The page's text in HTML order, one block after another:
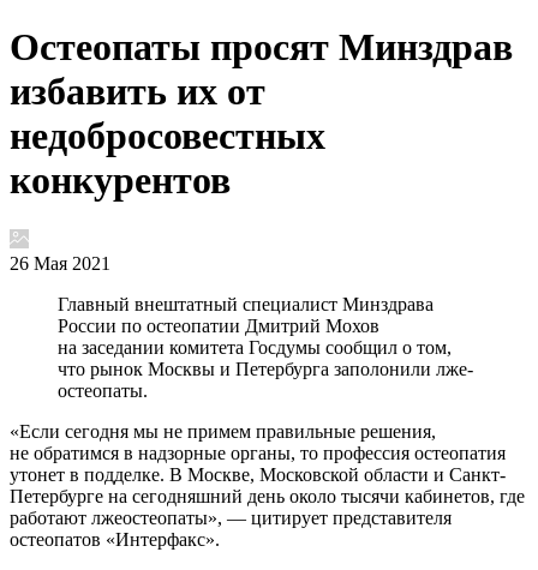
Остеопаты просят Минздрав
избавить их от
недобросовестных
конкурентов
26 Мая 2021
Главный внештатный специалист Минздрава
России по остеопатии Дмитрий Мохов
на заседании комитета Госдумы сообщил о том,
что рынок Москвы и Петербурга заполонили лже-
остеопаты.
«Если сегодня мы не примем правильные решения,
не обратимся в надзорные органы, то профессия остеопатия
утонет в подделке. В Москве, Московской области и Санкт-
Петербурге на сегодняшний день около тысячи кабинетов, где
работают лжеостеопаты», — цитирует представителя
остеопатов «Интерфакс».